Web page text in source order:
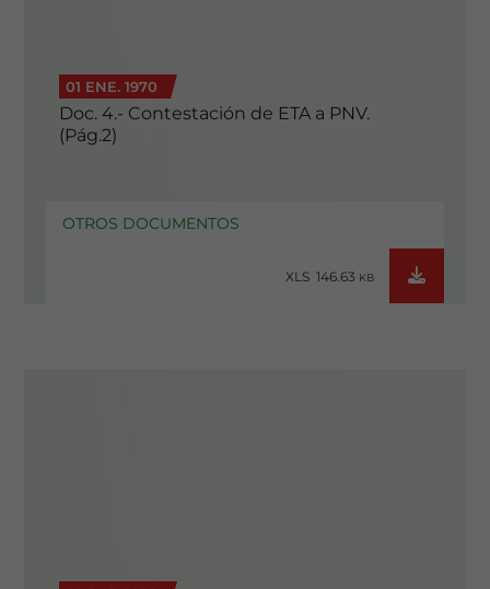
01 ENE. 1970
Doc. 4.- Contestación de ETA a PNV.
(Pág.2)
OTROS DOCUMENTOS
XLS 146.63 KB